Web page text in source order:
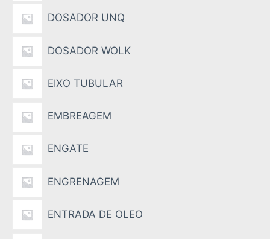
DOSADOR UNQ
DOSADOR WOLK
EIXO TUBULAR
EMBREAGEM
ENGATE
ENGRENAGEM
ENTRADA DE OLEO